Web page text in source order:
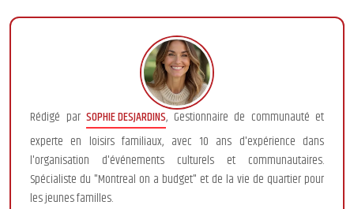
Rédigé par SOPHIE DESJARDINS, Gestionnaire de communauté et
experte en loisirs familiaux, avec 10 ans d'expérience dans
l'organisation d'événements culturels et communautaires.
Spécialiste du "Montreal on a budget" et de la vie de quartier pour
les jeunes familles.